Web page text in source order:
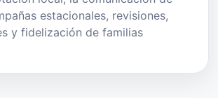
estacionales, revisiones,
y fidelización de familias